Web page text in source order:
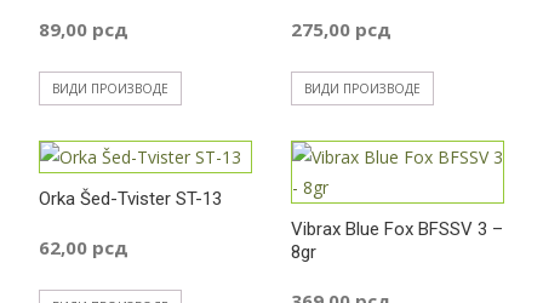
89,00 рсд
ВИДИ ПРОИЗВОДЕ
275,00 рсд
ВИДИ ПРОИЗВОДЕ
Orka Šed-Tvister ST-13
62,00 рсд
Vibrax Blue Fox BFSSV 3 –
8gr